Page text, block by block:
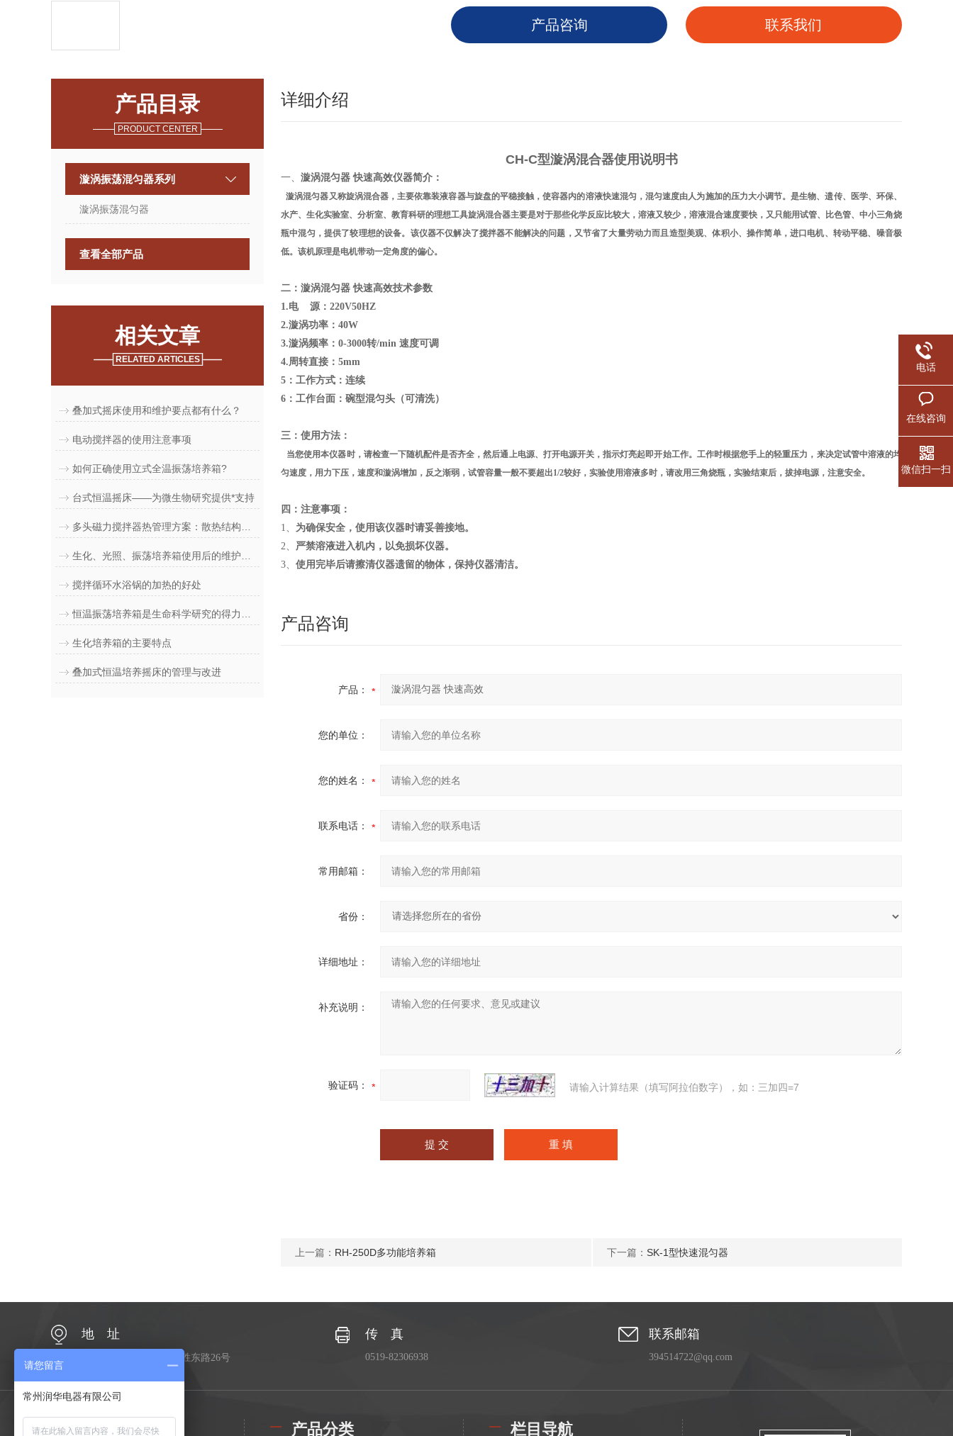
请您留言
常州润华电器有限公司
产品咨询 联系我们
产品目录
PRODUCT CENTER
漩涡振荡混匀器系列
漩涡振荡混匀器
查看全部产品
相关文章
RELATED ARTICLES
叠加式摇床使用和维护要点都有什么？
电动搅拌器的使用注意事项
如何正确使用立式全温振荡培养箱?
台式恒温摇床——为微生物研究提供*支持
搅拌循环水浴锅的加热的好处
生化培养箱的主要特点
叠加式恒温培养摇床的管理与改进
详细介绍
CH-C型漩涡混合器使用说明书
一、 漩涡混匀器 快速高效仪器简介：
漩涡混匀器又称旋涡混合器，主要依靠装液容器与旋盘的平稳接触，使容器内的溶液快速混匀，混匀速度由人为施加的压力大小调节。是生物、遗传、医学、环保、
水产、生化实验室、分析室、教育科研的理想工具旋涡混合器主要是对于那些化学反应比较大，溶液又较少，溶液混合速度要快，又只能用试管、比色管、 中小三角烧
瓶中混匀，提供了较理想的设备。该仪器不仅解决了搅拌器不能解决的问题，又节省了大量劳动力而且造型美观、体积小、操作简单，进口电机、转动平稳、噪音极
低。该机原理是电机带动一定角度的偏心。
二： 漩涡混匀器 快速高效技术参数
1.电 源： 220V50HZ
2.漩涡功率：40W
3.漩涡频率：0-3000转/min 速度可调
4.周转直接：5mm
5 ： 工作方式：连续
6：工作台面：碗型混匀头（可清洗）
三：使用方法：
当您使用本仪器时，请检查一下随机配件是否齐全，然后通上电源、打开电源开关，指示灯亮起即开始工作。工作时根据您手上的轻重压力，来决定试管中溶液的均
匀速度，用力下压，速度和漩涡增加，反之渐弱，试管容量一般不要超出1/2较好，实验使用溶液多时，请改用三角烧瓶，实验结束后，拔掉电源，注意安全。
四：注意事项：
1、 为确保安全，使用该仪器时请妥善接地。
2、 严禁溶液进入机内，以免损坏仪器。
3、 使用完毕后请擦清仪器遗留的物体，保持仪器清洁。
产品咨询
产品：
您的单位：
您的姓名：
联系电话：
常用邮箱：
省份：
详细地址：
补充说明：
验证码： 请输入计算结果（填写阿拉伯数字），如：三加四=7
上一篇： RH-250D多功能培养箱 下一篇： SK-1型快速混匀器
地 址
江苏省常州市金坛区金胜东路26号
传 真
0519-82306938
联系邮箱
394514722@qq.com
公司简介 产品分类 栏目导航
电话
在线咨询
微信扫一扫